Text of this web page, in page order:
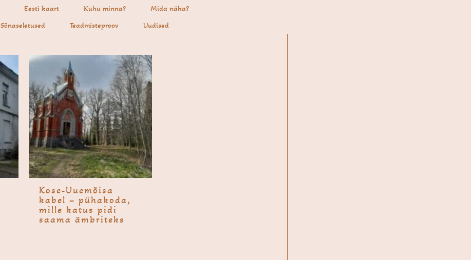
Eesti kaart Kuhu minna?
Mida näha?
Sõnaseletused
Teadmisteproov Uudised
Kose-Uuemõi­sa
kabel – pühakoda,
mille katus pidi
saama ämbriteks